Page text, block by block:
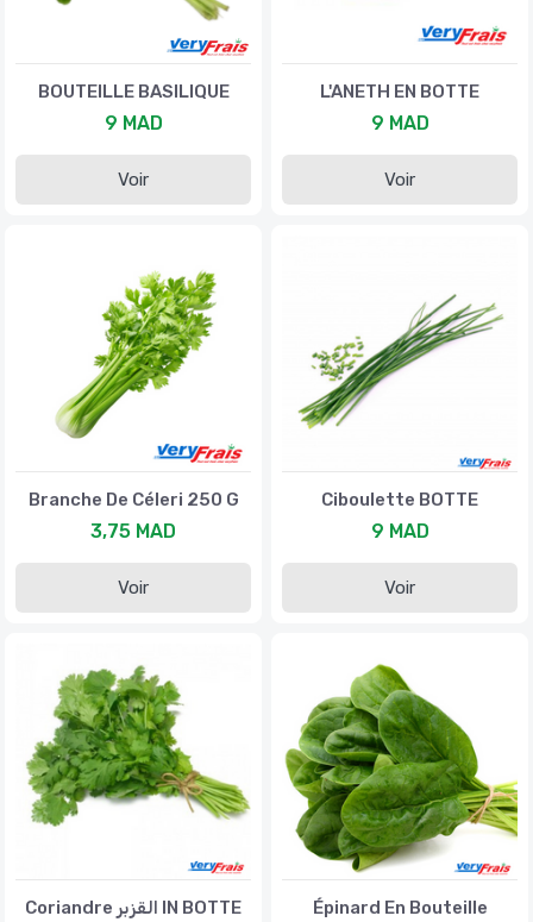
BOUTEILLE BASILIQUE
9 MAD
Voir
L'ANETH EN BOTTE
9 MAD
Voir
Branche De Céleri 250 G
3,75 MAD
Voir
Ciboulette BOTTE
9 MAD
Voir
Coriandre القزبر IN BOTTE Épinard En Bouteille